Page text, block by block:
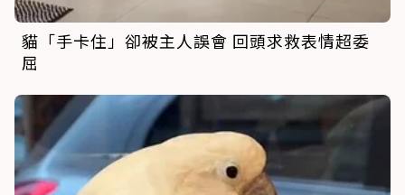
貓「手卡住」卻被主人誤會 回頭求救表情超委
屈